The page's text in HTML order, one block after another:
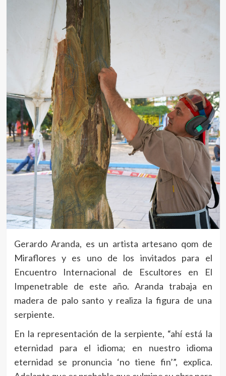
Gerardo Aranda, es un artista artesano qom de
Miraflores y es uno de los invitados para el
Encuentro Internacional de Escultores en El
Impenetrable de este año. Aranda trabaja en
madera de palo santo y realiza la figura de una
serpiente.
En la representación de la serpiente, “ahí está la
eternidad para el idioma; en nuestro idioma
eternidad se pronuncia ‘no tiene fin’”, explica.